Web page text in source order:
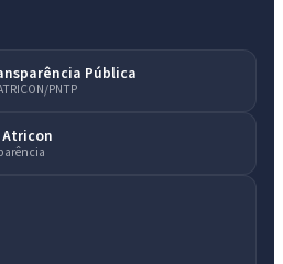
Pública
PNTP